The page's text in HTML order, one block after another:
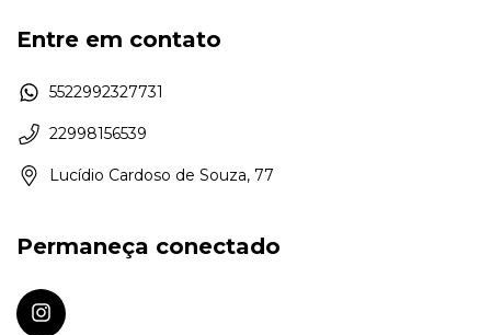
Entre em contato
5522992327731
22998156539
Lucídio Cardoso de Souza, 77
Permaneça conectado